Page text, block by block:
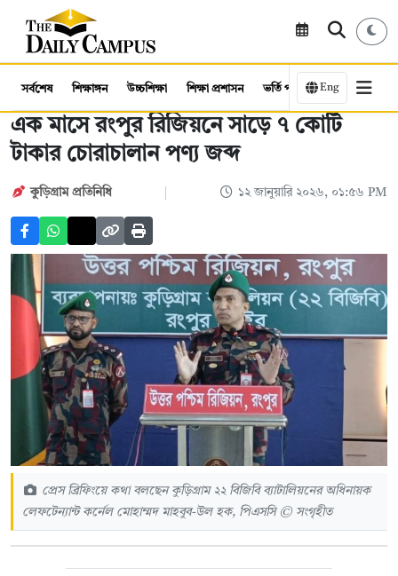
সর্বশেষ শিক্ষাঙ্গন উচ্চশিক্ষা শিক্ষা প্রশাসন ভর্তি পরীক্ষা কর্মসংস্থান
Eng
এক মাসে রংপুর রিজিয়নে সাড়ে ৭ কোটি
টাকার চোরাচালান পণ্য জব্দ
কুড়িগ্রাম প্রতিনিধি ১২ জানুয়ারি ২০২৬, ০১:৫৬ PM
প্রেস ব্রিফিংয়ে কথা বলছেন কুড়িগ্রাম ২২ বিজিবি ব্যাটালিয়নের অধিনায়ক
লেফটেন্যান্ট কর্নেল মোহাম্মদ মাহবুব-উল হক, পিএসসি © সংগৃহীত